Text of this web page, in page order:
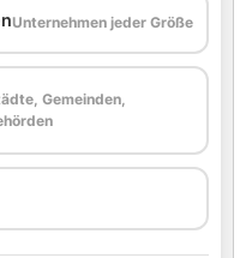
Unternehmen jeder Größe
Gemeinden,